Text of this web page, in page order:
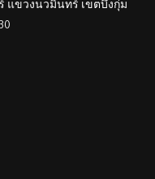
แขวงนวมินทร์ เขตบึงกุ่ม